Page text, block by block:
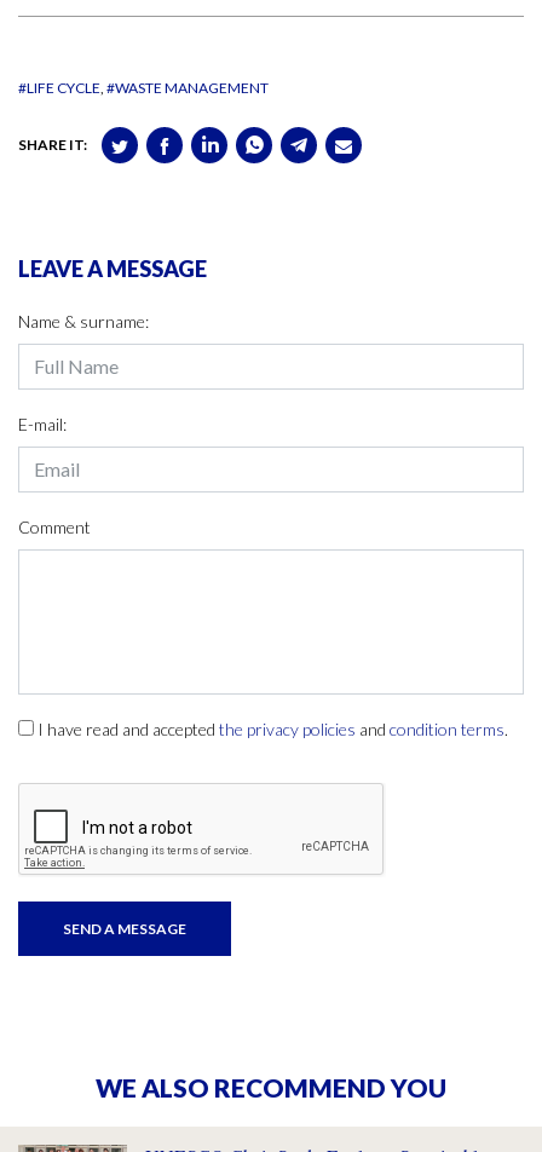
#LIFE CYCLE #WASTE MANAGEMENT
SHARE IT:
LEAVE A MESSAGE
Name & surname:
E-mail:
Comment
I have read and accepted the privacy policies and condition terms.
WE ALSO RECOMMEND YOU